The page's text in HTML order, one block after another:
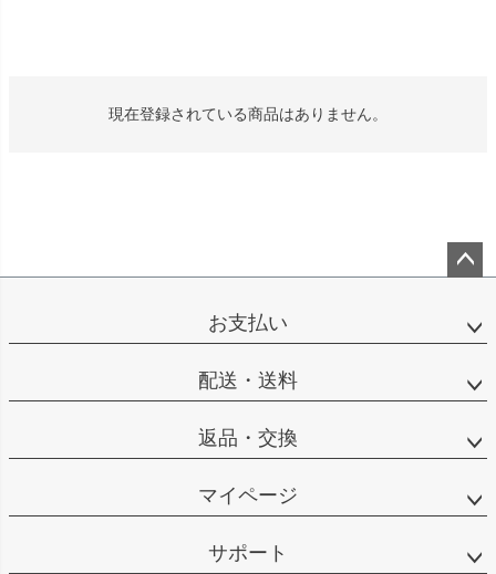
現在登録されている商品はありません。
ップ
お支払い
配送・送料
返品・交換
マイページ
サポート